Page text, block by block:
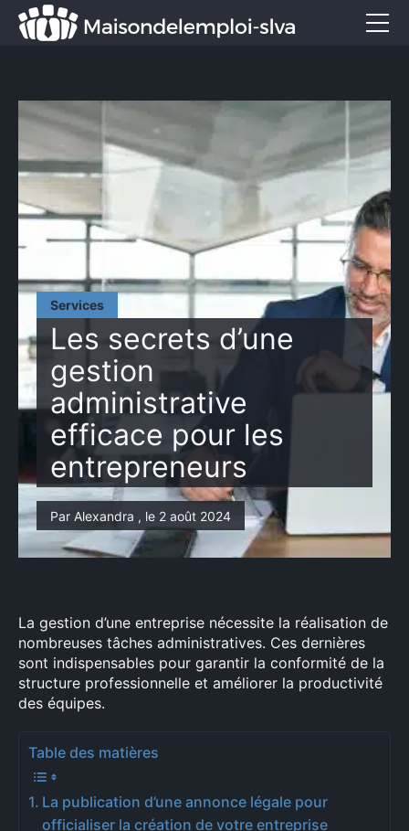
Services
Les secrets d’une
gestion
administrative
efficace pour les
entrepreneurs
Par Alexandra , le 2 août 2024
La gestion d’une entreprise nécessite la réalisation de
nombreuses tâches administratives. Ces dernières
sont indispensables pour garantir la conformité de la
structure professionnelle et améliorer la productivité
des équipes.
Table des matières
La publication d’une annonce légale pour
officialiser la création de votre entreprise
Formation
Entreprise
Services